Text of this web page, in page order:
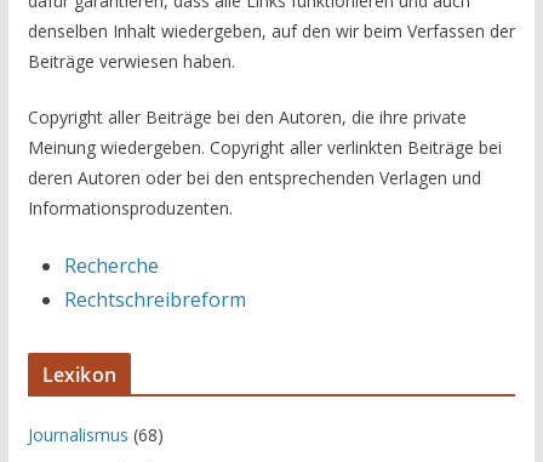
denselben Inhalt wiedergeben, auf den wir beim Verfassen der
Beiträge verwiesen haben.
Copyright aller Beiträge bei den Autoren, die ihre private
Meinung wiedergeben. Copyright aller verlinkten Beiträge bei
deren Autoren oder bei den entsprechenden Verlagen und
Informationsproduzenten.
Recherche
Rechtschreibreform
Lexikon
Journalismus (68)